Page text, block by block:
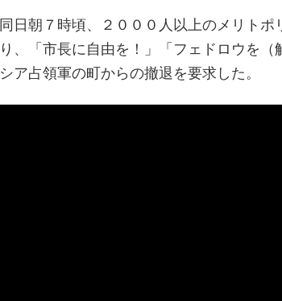
同日朝７時頃、２０００人以上のメリトポ
り、「市長に自由を！」「フェドロウを
シア占領軍の町からの撤退を要求した。